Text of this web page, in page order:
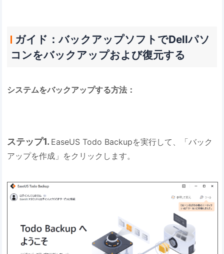
ガイド：バックアップソフトでDellパソ
コンをバックアップおよび復元する
システムをバックアップする方法：
ステップ1. EaseUS Todo Backupを実行して、「バック
アップを作成」をクリックします。